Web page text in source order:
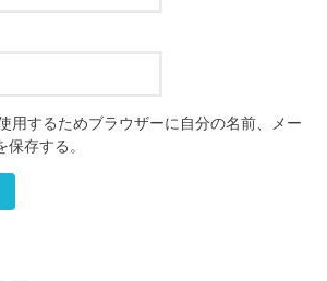
用するためブラウザーに自分の名前、メー
存する。